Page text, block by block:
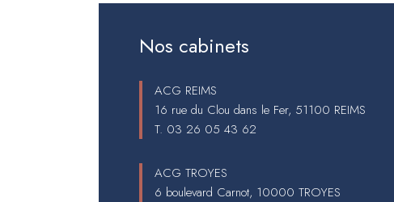
Nos cabinets
ACG REIMS
16 rue du Clou dans le Fer, 51100 REIMS
T. 03 26 05 43 62
ACG TROYES
6 boulevard Carnot, 10000 TROYES